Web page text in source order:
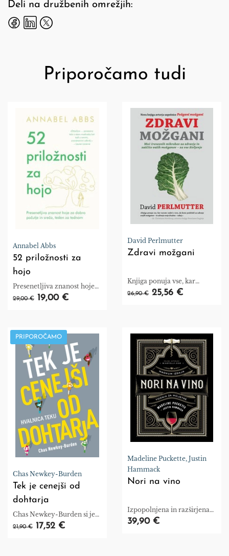
Deli na družbenih omrežjih:
Priporočamo tudi
Annabel Abbs
52 priložnosti za
hojo
Presenetljiva znanost hoje
za dobro počutje in srečo,
29,00 € 19,00 €
David Perlmutter
Zdravi možgani
Knjiga ponuja vse, kar
morate vedeti o tem, da
26,90 € 25,56 €
PRIPOROČAMO
Chas Newkey-Burden
Tek je cenejši od
dohtarja
Chas Newkey-Burden si je
od nekdaj želel napisati
21,90 € 17,52 €
Madeline Puckette, Justin
Hammack
Nori na vino
Izpopolnjena in razširjena
izdaja knjige Nori na vino.
39,90 €